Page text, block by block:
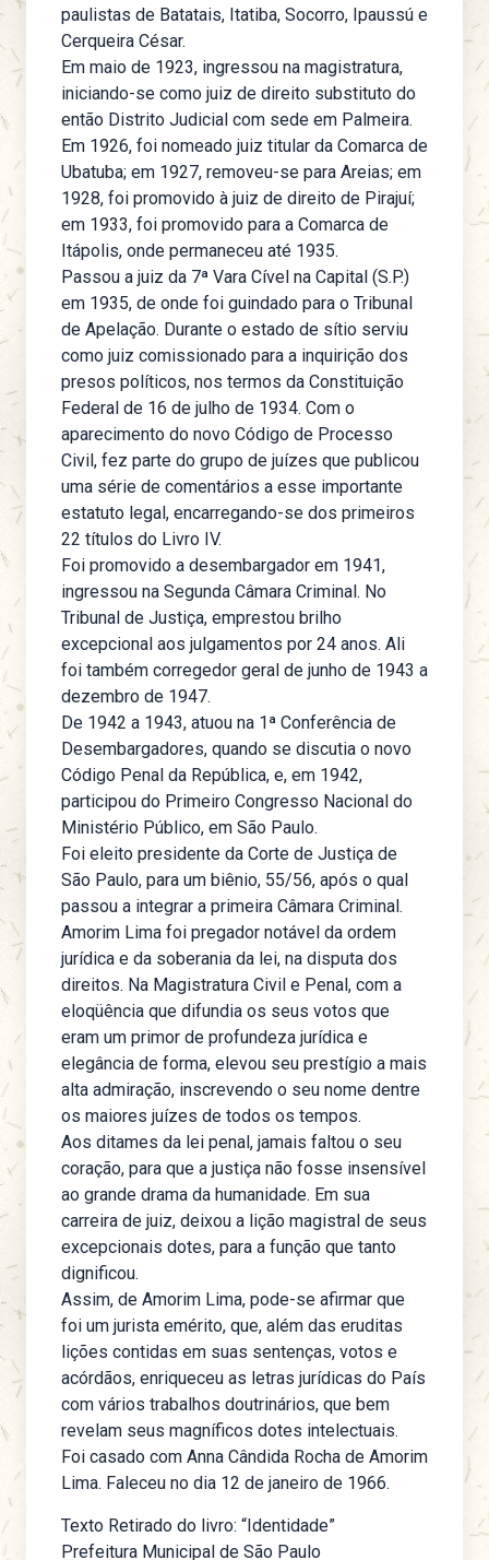
paulistas de Batatais, Itatiba, Socorro, Ipaussú e
Cerqueira César.
Em maio de 1923, ingressou na magistratura,
iniciando-se como juiz de direito substituto do
então Distrito Judicial com sede em Palmeira.
Em 1926, foi nomeado juiz titular da Comarca de
Ubatuba; em 1927, removeu-se para Areias; em
1928, foi promovido à juiz de direito de Pirajuí;
em 1933, foi promovido para a Comarca de
Itápolis, onde permaneceu até 1935.
Passou a juiz da 7ª Vara Cível na Capital (S.P.)
em 1935, de onde foi guindado para o Tribunal
de Apelação. Durante o estado de sítio serviu
como juiz comissionado para a inquirição dos
presos políticos, nos termos da Constituição
Federal de 16 de julho de 1934. Com o
aparecimento do novo Código de Processo
Civil, fez parte do grupo de juízes que publicou
uma série de comentários a esse importante
estatuto legal, encarregando-se dos primeiros
22 títulos do Livro IV.
Foi promovido a desembargador em 1941,
ingressou na Segunda Câmara Criminal. No
Tribunal de Justiça, emprestou brilho
excepcional aos julgamentos por 24 anos. Ali
foi também corregedor geral de junho de 1943 a
dezembro de 1947.
De 1942 a 1943, atuou na 1ª Conferência de
Desembargadores, quando se discutia o novo
Código Penal da República, e, em 1942,
participou do Primeiro Congresso Nacional do
Ministério Público, em São Paulo.
Foi eleito presidente da Corte de Justiça de
São Paulo, para um biênio, 55/56, após o qual
passou a integrar a primeira Câmara Criminal.
Amorim Lima foi pregador notável da ordem
jurídica e da soberania da lei, na disputa dos
direitos. Na Magistratura Civil e Penal, com a
eloqüência que difundia os seus votos que
eram um primor de profundeza jurídica e
elegância de forma, elevou seu prestígio a mais
alta admiração, inscrevendo o seu nome dentre
os maiores juízes de todos os tempos.
Aos ditames da lei penal, jamais faltou o seu
coração, para que a justiça não fosse insensível
ao grande drama da humanidade. Em sua
carreira de juiz, deixou a lição magistral de seus
excepcionais dotes, para a função que tanto
dignificou.
Assim, de Amorim Lima, pode-se afirmar que
foi um jurista emérito, que, além das eruditas
lições contidas em suas sentenças, votos e
acórdãos, enriqueceu as letras jurídicas do País
com vários trabalhos doutrinários, que bem
revelam seus magníficos dotes intelectuais.
Foi casado com Anna Cândida Rocha de Amorim
Lima. Faleceu no dia 12 de janeiro de 1966.
Texto Retirado do livro: “Identidade”
Prefeitura Municipal de São Paulo